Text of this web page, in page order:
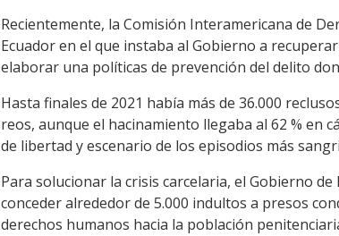
Recientemente, la Comisión Interamericana de
Ecuador en el que instaba al Gobierno a
elaborar una políticas de prevención del delito
Hasta finales de 2021 había más de 36.000
reos, aunque el hacinamiento llegaba al 62 % en
de libertad y escenario de los episodios más
Para solucionar la crisis carcelaria, el Gobierno
conceder alrededor de 5.000 indultos a presos
derechos humanos hacia la población